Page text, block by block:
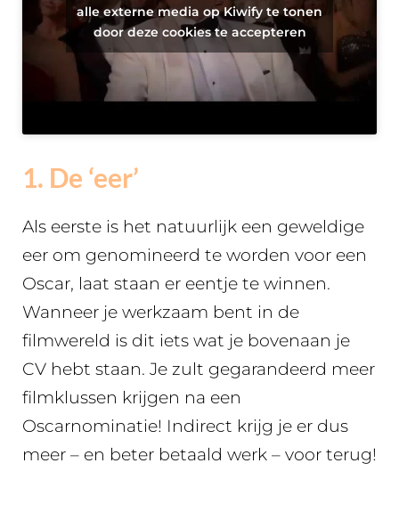
alle externe media op Kiwify te tonen
door deze cookies te accepteren
1. De ‘eer’
Als eerste is het natuurlijk een geweldige
eer om genomineerd te worden voor een
Oscar, laat staan er eentje te winnen.
Wanneer je werkzaam bent in de
filmwereld is dit iets wat je bovenaan je
CV hebt staan. Je zult gegarandeerd meer
filmklussen krijgen na een
Oscarnominatie! Indirect krijg je er dus
meer – en beter betaald werk – voor terug!